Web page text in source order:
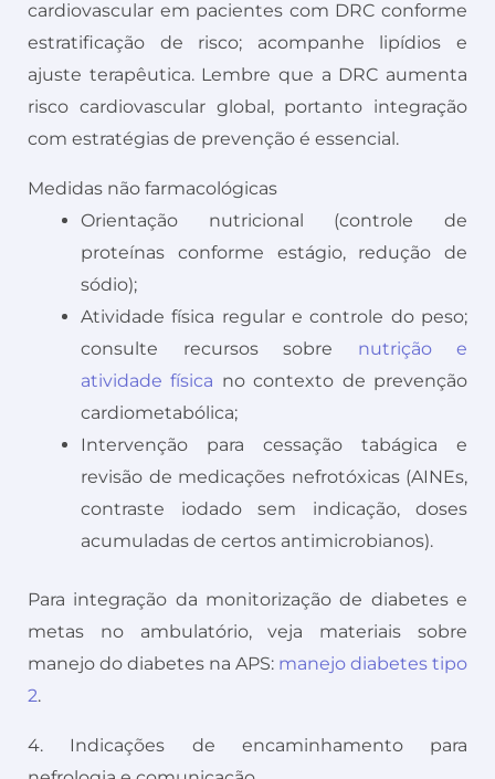
cardiovascular em pacientes com DRC conforme
estratificação de risco; acompanhe lipídios e
ajuste terapêutica. Lembre que a DRC aumenta
risco cardiovascular global, portanto integração
com estratégias de prevenção é essencial.
Medidas não farmacológicas
Orientação nutricional (controle de
proteínas conforme estágio, redução de
sódio);
Atividade física regular e controle do peso;
consulte recursos sobre nutrição e
atividade física no contexto de prevenção
cardiometabólica;
Intervenção para cessação tabágica e
revisão de medicações nefrotóxicas (AINEs,
contraste iodado sem indicação, doses
acumuladas de certos antimicrobianos).
Para integração da monitorização de diabetes e
metas no ambulatório, veja materiais sobre
manejo do diabetes na APS: manejo diabetes tipo
2.
4. Indicações de encaminhamento para